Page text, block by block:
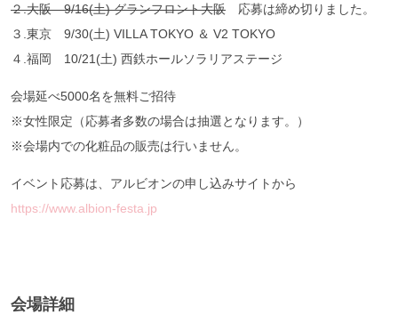
２.大阪 9/16(土)グランフロント大阪 応募は締め切りました。
３.東京 9/30(土) VILLA TOKYO ＆ V2 TOKYO
４.福岡 10/21(土) ⻄鉄ホールソラリアステージ
会場延べ5000名を無料ご招待
※女性限定（応募者多数の場合は抽選となります。）
※会場内での化粧品の販売は行いません。
イベント応募は、アルビオンの申し込みサイトから
https://www.albion-festa.jp
会場詳細